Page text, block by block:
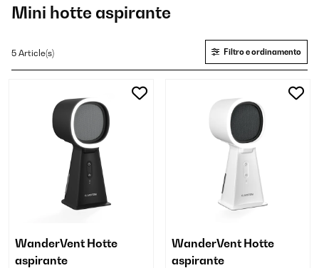
Mini hotte aspirante
5 Article(s) Filtro e ordinamento
WanderVent Hotte
aspirante
WanderVent Hotte
aspirante